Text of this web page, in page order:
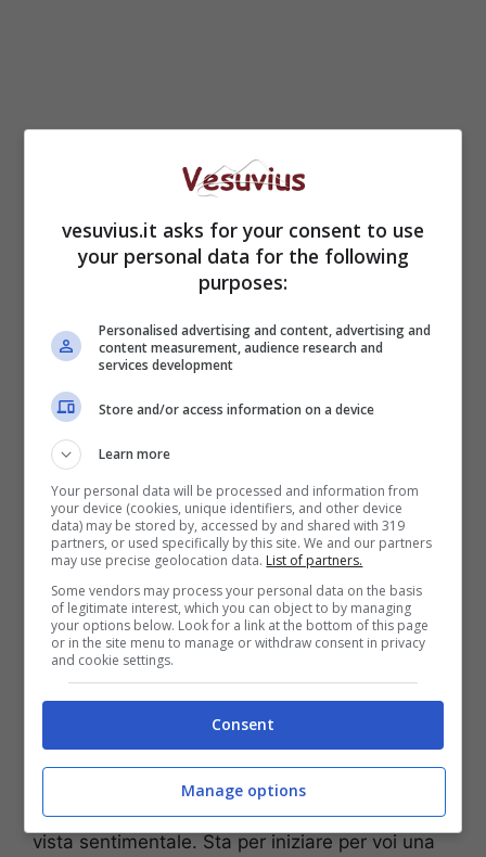
Vergine voto 9,5
. Anche per voi l’ingresso
renderà questa
straordinaria. Questo sarà unperiodo ricco di
novità
e soprattutto approfittate di questa
armonia
più autentici. Lasciate volare la mente e vedrete
che la vostra immaginazione e la vostra tenacia
daranno ottimi frutti.
Bilancia– voto 5,5.Settimana piuttosto
sottotonoper i nati sotto questo segno. In
questo periodo state cercando dievitare
sempre lo scontroe cercate di non esporvi
troppo, questo comportamento non vi porterà
da nessuna parte. Riflettere prima di parlare e
valutare le situazioni con una certaprudenza
renderà più facile affrontare le situazioni di
voto 7.Buona settimana
sotto questo segno, soprattutto dal punto di
vista sentimentale. Sta per iniziare per voi una
vesuvius.it asks for your consent to use
your personal data for the following
purposes:
Personalised advertising and content, advertising and
content measurement, audience research and
services development
Store and/or access information on a device
Learn more
Your personal data will be processed and information from
your device (cookies, unique identifiers, and other device
data) may be stored by, accessed by and shared with 319
partners, or used specifically by this site. We and our partners
may use precise geolocation data. List of partners.
Some vendors may process your personal data on the basis
of legitimate interest, which you can object to by managing
your options below. Look for a link at the bottom of this page
or in the site menu to manage or withdraw consent in privacy
and cookie settings.
Consent
Manage options